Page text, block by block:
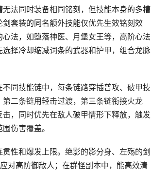
法同时装备相同铭刻，但技能本身的多槽
套装的同名额外技能仅优先生效铭刻效
法，如堕落神医、月堡女王等，高阶心法
择冷却缩减词条的武器和护甲，组合龙脉
同技能链中，每条链路穿插普攻、破甲技
二条链用轻击过渡，第三条链衔接火龙
，同时优先在敌人破甲情形下释放，触发
伤害覆盖。
性和爆发上限。绝影的影分身、左殇的剑
对高防御敌人；在群怪副本中，能高效清